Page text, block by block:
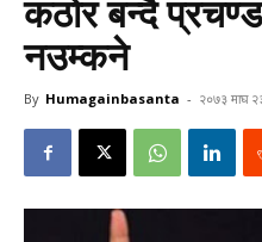
कठोर बन्दै
नउम्कने
By Humagainbasanta - २०७३ माघ